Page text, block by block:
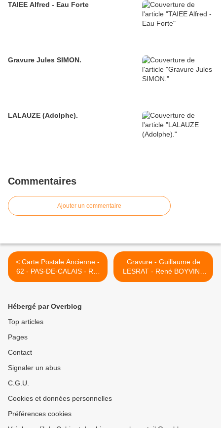
TAIEE Alfred - Eau Forte
Gravure Jules SIMON.
LALAUZE (Adolphe).
Commentaires
Ajouter un commentaire
< Carte Postale Ancienne -
62 - PAS-DE-CALAIS - Réf
35905
Gravure - Guillaume de
LESRAT - René BOYVIN -
Les illustres d'Anjou - Réf
Hébergé par Overblog
Top articles
Pages
Contact
Signaler un abus
C.G.U.
Cookies et données personnelles
Préférences cookies